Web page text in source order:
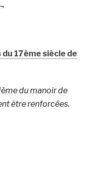
17ème siècle de
du manoir de
être renforcées.